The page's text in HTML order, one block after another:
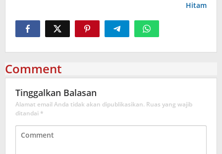
Hitam
Comment
Tinggalkan Balasan
Alamat email Anda tidak akan dipublikasikan. Ruas yang wajib
ditandai *